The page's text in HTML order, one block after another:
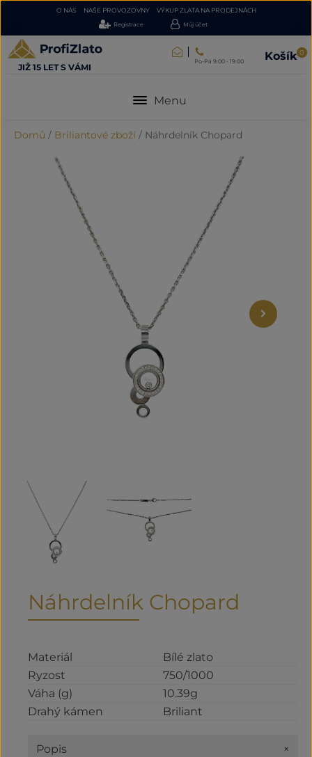
O NÁS NAŠE PROVOZOVNY VÝKUP ZLATA NA PRODEJNÁCH
Registrace Můj účet
JIŽ 15 LET S VÁMI
Po-Pá 9:00 - 19:00 Košík 0
Menu
Domů / Briliantové zboží / Náhrdelník Chopard
Náhrdelník Chopard
Materiál
Bílé zlato
Ryzost
750/1000
Váha (g)
10.39g
Drahý kámen
Briliant
Popis +